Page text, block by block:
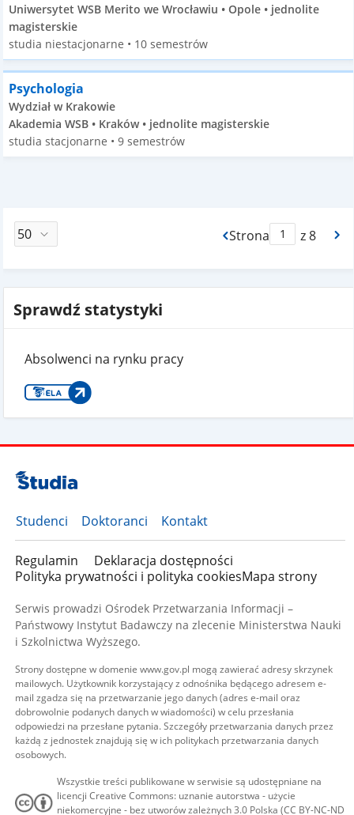
Uniwersytet WSB Merito we Wrocławiu • Opole • jednolite
magisterskie
studia niestacjonarne • 10 semestrów
Psychologia
Wydział w Krakowie
Akademia WSB • Kraków • jednolite magisterskie
studia stacjonarne • 9 semestrów
Strona
Max Stronaz 8
Sprawdź statystyki
Absolwenci na rynku pracy
Studenci Doktoranci Kontakt
Regulamin
Deklaracja dostępności
Polityka prywatności i polityka cookiesMapa strony
Serwis prowadzi Ośrodek Przetwarzania Informacji –
Państwowy Instytut Badawczy na zlecenie Ministerstwa Nauki
i Szkolnictwa Wyższego.
Strony dostępne w domenie www.gov.pl mogą zawierać adresy skrzynek
mailowych. Użytkownik korzystający z odnośnika będącego adresem e-
mail zgadza się na przetwarzanie jego danych (adres e-mail oraz
dobrowolnie podanych danych w wiadomości) w celu przesłania
odpowiedzi na przesłane pytania. Szczegóły przetwarzania danych przez
każdą z jednostek znajdują się w ich politykach przetwarzania danych
osobowych.
Wszystkie treści publikowane w serwisie są udostępniane na
licencji Creative Commons: uznanie autorstwa - użycie
niekomercyjne - bez utworów zależnych 3.0 Polska (CC BY-NC-ND